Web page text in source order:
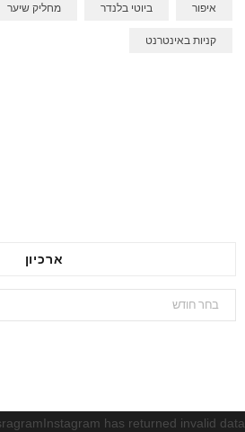
איפור ביוטי בלנדר מחליק שיער
קניות באינטרנט
ארכיון
ארכיון
has returned invalid data.